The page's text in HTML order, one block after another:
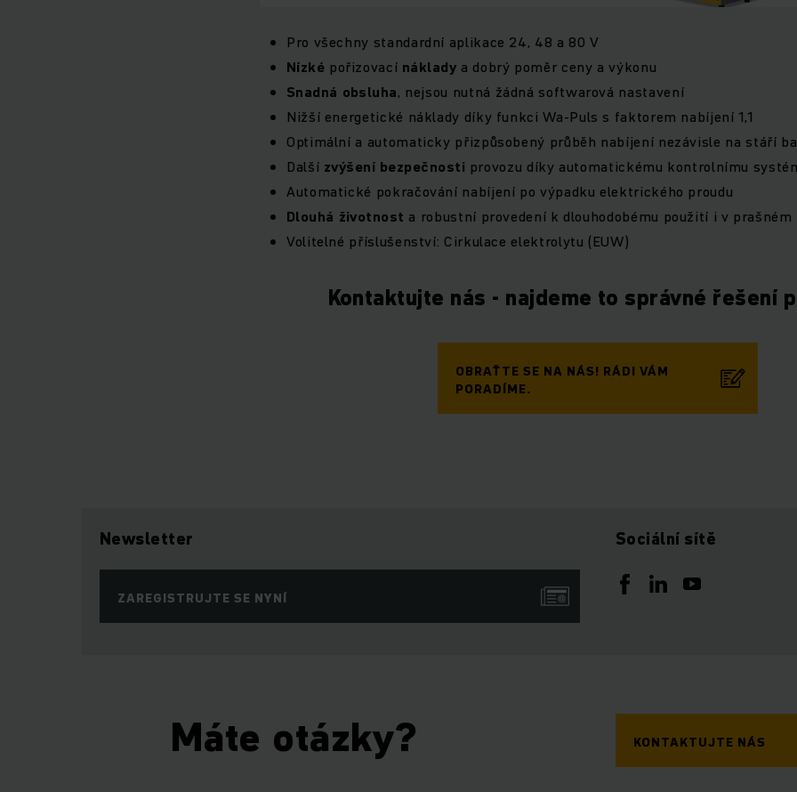
Pro všechny standardní aplikace 24, 48 a 80 V
Nízké pořizovací náklady a dobrý poměr ceny a výkonu
Snadná obsluha, nejsou nutná žádná softwarová nastavení
Nižší energetické náklady díky funkci Wa-Puls s faktorem nabíjení 1,1
Optimální a automaticky přizpůsobený průběh nabíjení nezávisle na stáří
Další zvýšení bezpečnosti provozu díky automatickému kontrolnímu
Automatické pokračování nabíjení po výpadku elektrického proudu
Dlouhá životnost a robustní provedení k dlouhodobému použití i v
Volitelné příslušenství: Cirkulace elektrolytu (EUW)
Kontaktujte nás - najdeme to správné řešení
OBRAŤTE SE NA NÁS! RÁDI VÁM
PORADÍME.
Newsletter
ZAREGISTRUJTE SE NYNÍ
Sociální sítě
Máte otázky? KONTAKTUJTE NÁS